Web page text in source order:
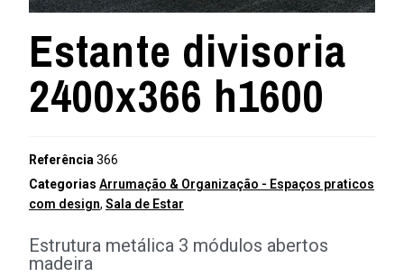
Estante divisoria
2400x366 h1600
Referência 366
Categorias Arrumação & Organização - Espaços praticos
com design, Sala de Estar
Estrutura metálica 3 módulos abertos
madeira